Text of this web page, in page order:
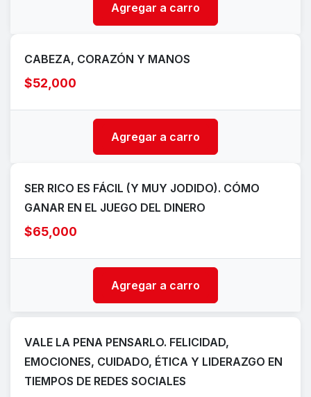
Agregar a carro
CABEZA, CORAZÓN Y MANOS
$52,000
Agregar a carro
SER RICO ES FÁCIL (Y MUY JODIDO). CÓMO
GANAR EN EL JUEGO DEL DINERO
$65,000
Agregar a carro
VALE LA PENA PENSARLO. FELICIDAD,
EMOCIONES, CUIDADO, ÉTICA Y LIDERAZGO EN
TIEMPOS DE REDES SOCIALES